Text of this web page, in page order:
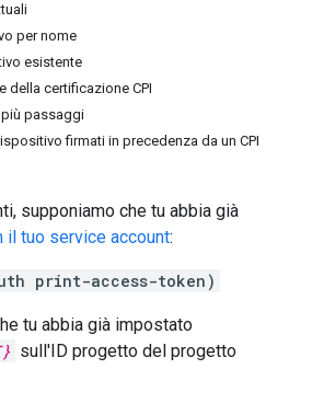
per nome
esistente
della certificazione CPI
più passaggi
firmati in precedenza da un CPI
supponiamo che tu abbia già
il tuo service account:
print-access-token)
tu abbia già impostato
sull'ID progetto del progetto